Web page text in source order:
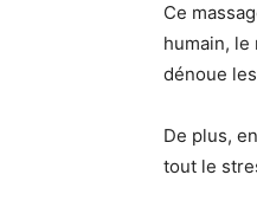
Ce
humain, le
dénoue
De plus,
tout le